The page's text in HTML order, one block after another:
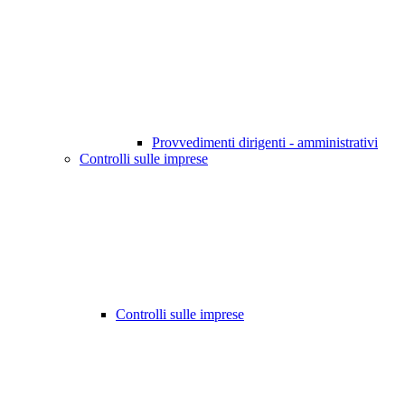
Provvedimenti dirigenti - amministrativi
Controlli sulle imprese
Controlli sulle imprese